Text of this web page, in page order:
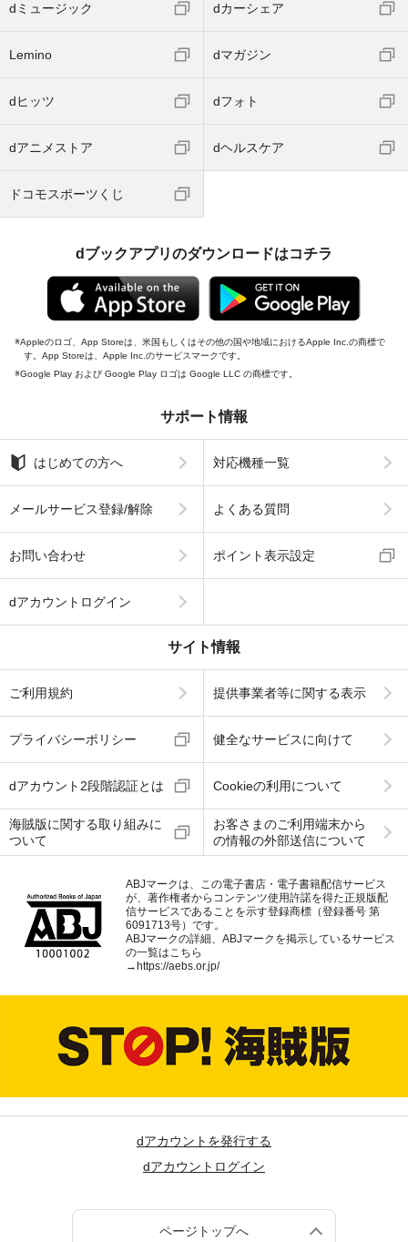
dミュージック dカーシェア
Lemino dマガジン
dヒッツ dフォト
dアニメストア dヘルスケア
ドコモスポーツくじ
dブックアプリのダウンロードはコチラ
Appleのロゴ、App Storeは、米国もしくはその他の国や地域におけるApple Inc.の商標で
す。App Storeは、Apple Inc.のサービスマークです。
Google Play および Google Play ロゴは Google LLC の商標です。
サポート情報
はじめての方へ 対応機種一覧
メールサービス登録/解除 よくある質問
お問い合わせ ポイント表示設定
dアカウントログイン
サイト情報
ご利用規約 提供事業者等に関する表示
プライバシーポリシー 健全なサービスに向けて
dアカウント2段階認証とは Cookieの利用について
海賊版に関する取り組みに
ついて
お客さまのご利用端末から
の情報の外部送信について
ABJマークは、この電子書店・電子書籍配信サービス
が、著作権者からコンテンツ使用許諾を得た正規版配
信サービスであることを示す登録商標（登録番号 第
6091713号）です。
ABJマークの詳細、ABJマークを掲示しているサービス
の一覧はこちら
→ https://aebs.or.jp/
dアカウントを発行する
dアカウントログイン
ページトップへ